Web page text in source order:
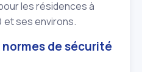
les résidences à
et ses environs.
de sécurité